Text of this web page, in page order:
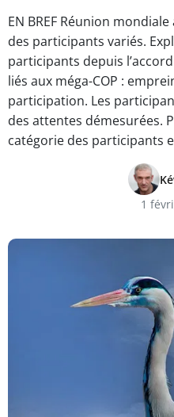
EN BREF Réunion
des participants variés.
participants depuis
liés aux méga-COP :
participation. Les
des attentes démesurées.
catégorie des participants
1